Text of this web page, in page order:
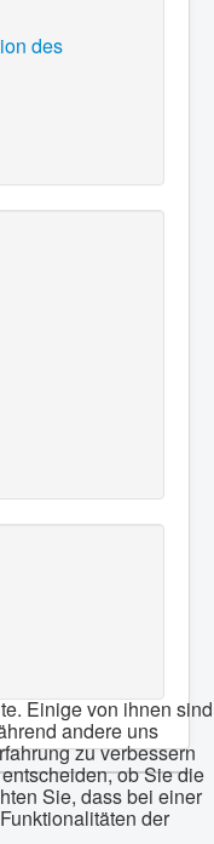
des
Einige von ihnen sind
andere uns
zu verbessern
ob Sie die
Sie, dass bei einer
der